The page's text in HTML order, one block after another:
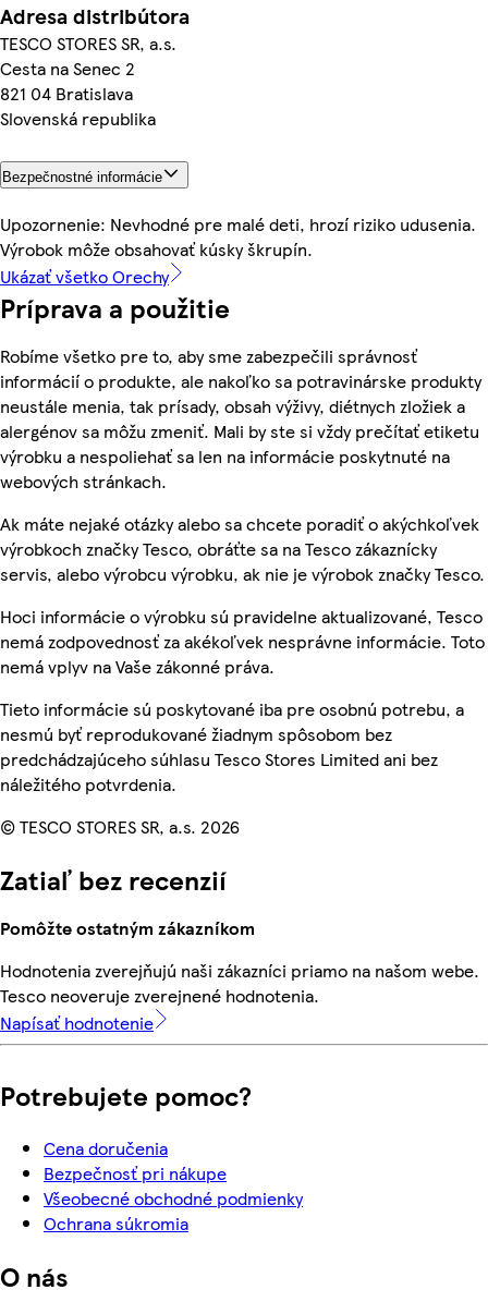
Adresa distribútora
TESCO STORES SR, a.s.
Cesta na Senec 2
821 04 Bratislava
Slovenská republika
Bezpečnostné informácie
Upozornenie: Nevhodné pre malé deti, hrozí riziko udusenia.
Výrobok môže obsahovať kúsky škrupín.
Ukázať všetko Orechy
Príprava a použitie
Robíme všetko pre to, aby sme zabezpečili správnosť
informácií o produkte, ale nakoľko sa potravinárske produkty
neustále menia, tak prísady, obsah výživy, diétnych zložiek a
alergénov sa môžu zmeniť. Mali by ste si vždy prečítať etiketu
výrobku a nespoliehať sa len na informácie poskytnuté na
webových stránkach.
Ak máte nejaké otázky alebo sa chcete poradiť o akýchkoľvek
výrobkoch značky Tesco, obráťte sa na Tesco zákaznícky
servis, alebo výrobcu výrobku, ak nie je výrobok značky Tesco.
Hoci informácie o výrobku sú pravidelne aktualizované, Tesco
nemá zodpovednosť za akékoľvek nesprávne informácie. Toto
nemá vplyv na Vaše zákonné práva.
Tieto informácie sú poskytované iba pre osobnú potrebu, a
nesmú byť reprodukované žiadnym spôsobom bez
predchádzajúceho súhlasu Tesco Stores Limited ani bez
náležitého potvrdenia.
© TESCO STORES SR, a.s. 2026
Zatiaľ bez recenzií
Pomôžte ostatným zákazníkom
Hodnotenia zverejňujú naši zákazníci priamo na našom webe.
Tesco neoveruje zverejnené hodnotenia.
Napísať hodnotenie
Potrebujete pomoc?
Cena doručenia
Bezpečnosť pri nákupe
Všeobecné obchodné podmienky
Ochrana súkromia
O nás